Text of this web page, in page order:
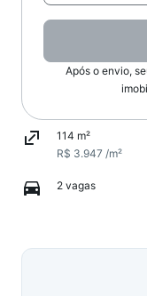
Após o envio,
114 m²
R$ 3.947 /m²
2 vagas